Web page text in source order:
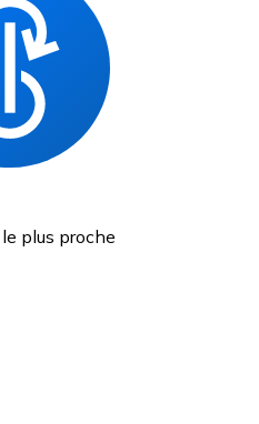
plus proche